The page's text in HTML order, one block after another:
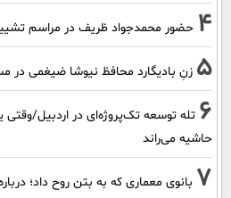
4 حضور محمدجواد ظریف در مراسم
5 زنِ بادیگارد محافظ نیوشا ضیغمی
6 تله توسعه تک‌پروژه‌ای در اردبیل/وقتی
حاشیه می‌راند
7 بانوی معماری که به بتن روح داد؛